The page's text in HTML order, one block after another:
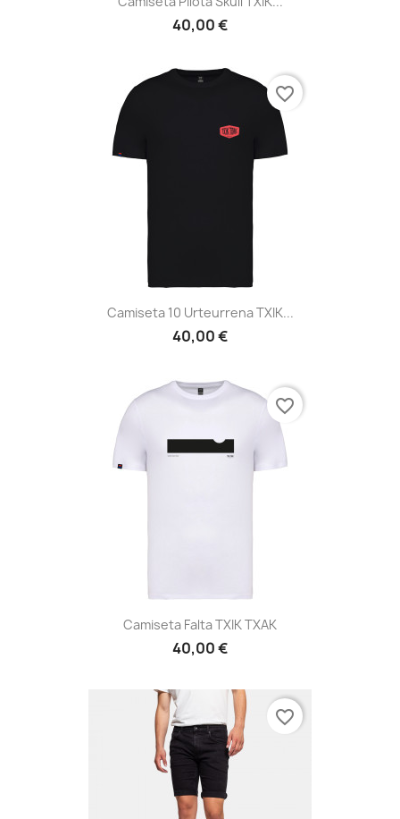
40,00 €
Camiseta 10 Urteurrena TXIK...
40,00 €
favorite_border
Camiseta Falta TXIK TXAK
40,00 €
favorite_border
favorite_border